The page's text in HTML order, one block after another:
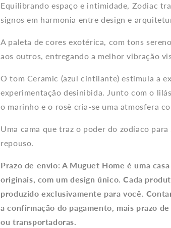
Equilibrando espaço e intimidade, Zodiac
signos em harmonia entre design e
A paleta de cores exotérica, com tons
aos outros, entregando a melhor vibração
O tom Ceramic (azul cintilante) estimula a
experimentação desinibida. Junto com o
o marinho e o rosè cria-se uma atmosfera
Uma cama que traz o poder do zodíaco
repouso.
Prazo de envio: A Muguet Home é uma
originais, com um design único. Cada
produzido exclusivamente para você.
a confirmação do pagamento, mais prazo
ou transportadoras.